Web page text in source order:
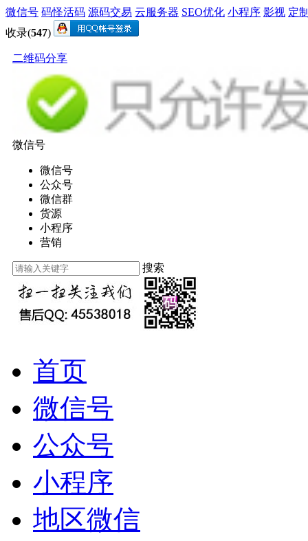
微信号 码怪活码 源码交易 云服务器 SEO优化 小程序 影视 定
收录(547)
二维码分享
微信号
微信号
公众号
微信群
货源
小程序
营销
搜索
首页
微信号
公众号
小程序
地区微信